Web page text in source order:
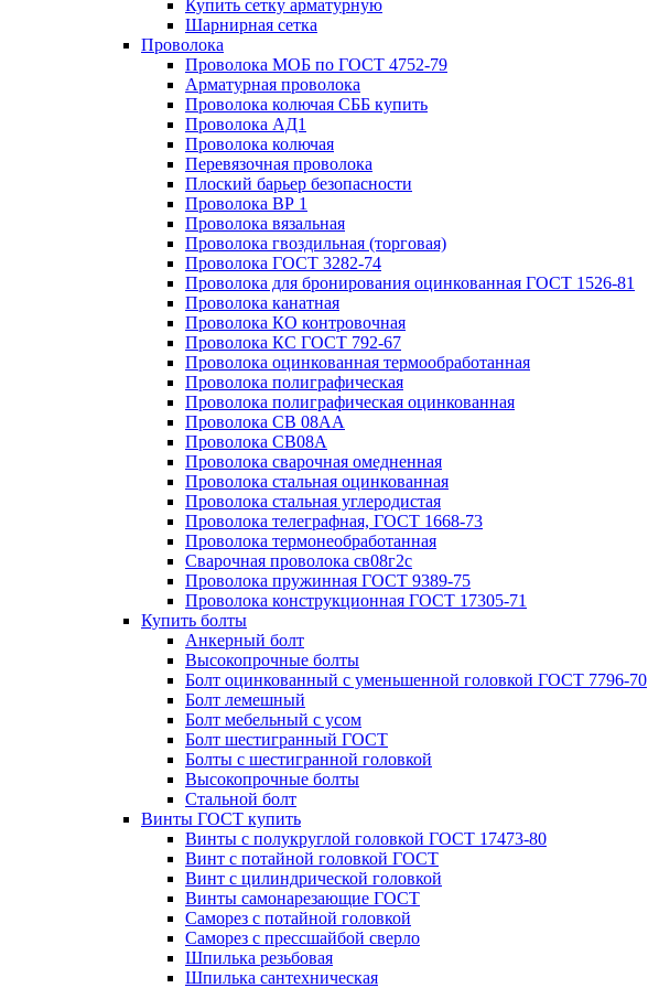
Купить сетку арматурную
Шарнирная сетка
Проволока
Проволока МОБ по ГОСТ 4752-79
Арматурная проволока
Проволока колючая СББ купить
Проволока АД1
Проволока колючая
Перевязочная проволока
Плоский барьер безопасности
Проволока ВР 1
Проволока вязальная
Проволока гвоздильная (торговая)
Проволока ГОСТ 3282-74
Проволока для бронирования оцинкованная ГОСТ 1526-81
Проволока канатная
Проволока КО контровочная
Проволока КС ГОСТ 792-67
Проволока оцинкованная термообработанная
Проволока полиграфическая
Проволока полиграфическая оцинкованная
Проволока СВ 08АА
Проволока СВ08А
Проволока сварочная омедненная
Проволока стальная оцинкованная
Проволока стальная углеродистая
Проволока телеграфная, ГОСТ 1668-73
Проволока термонеобработанная
Сварочная проволока св08г2с
Проволока пружинная ГОСТ 9389-75
Проволока конструкционная ГОСТ 17305-71
Купить болты
Анкерный болт
Высокопрочные болты
Болт оцинкованный с уменьшенной головкой ГОСТ 7796-70
Болт лемешный
Болт мебельный с усом
Болт шестигранный ГОСТ
Болты с шестигранной головкой
Высокопрочные болты
Стальной болт
Винты ГОСТ купить
Винты с полукруглой головкой ГОСТ 17473-80
Винт с потайной головкой ГОСТ
Винт с цилиндрической головкой
Винты самонарезающие ГОСТ
Саморез с потайной головкой
Саморез с прессшайбой сверло
Шпилька резьбовая
Шпилька сантехническая